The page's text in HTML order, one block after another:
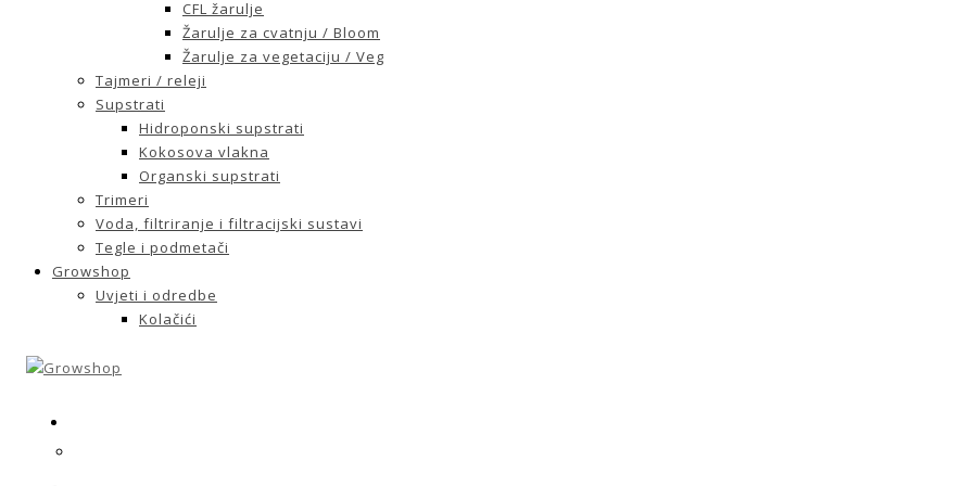
CFL žarulje
Žarulje za cvatnju / Bloom
Žarulje za vegetaciju / Veg
Tajmeri / releji
Supstrati
Hidroponski supstrati
Kokosova vlakna
Organski supstrati
Trimeri
Voda, filtriranje i filtracijski sustavi
Tegle i podmetači
Growshop
Uvjeti i odredbe
Kolačići